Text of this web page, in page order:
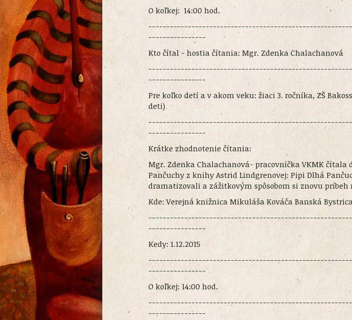
O koľkej: 14:00 hod.
----------------
Kto čítal - hostia čítania: Mgr. Zdenka Chalachanová
----------------
Pre koľko detí a v akom veku: žiaci 3. ročníka, ZŠ
deti)
----------------
Krátke zhodnotenie čítania:
Mgr. Zdenka Chalachanová- pracovníčka VKMK čítala
Pančuchy z knihy Astrid Lindgrenovej: Pipi Dlhá
dramatizovali a zážitkovým spôsobom si znovu príbeh
Kde: Verejná knižnica Mikuláša Kováča Banská
----------------
Kedy: 1.12.2015
----------------
O koľkej: 14:00 hod.
----------------